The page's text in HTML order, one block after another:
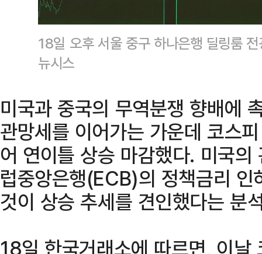
18일 오후 서울 중구 하나은행 딜링룸
뉴시스
미국과 중국의 무역분쟁 향배에
관망세를 이어가는 가운데 코스
어 연이틀 상승 마감했다. 미국
럽중앙은행(ECB)의 정책금리
것이 상승 추세를 견인했다는 분
18일 한국거래소에 따르면, 이